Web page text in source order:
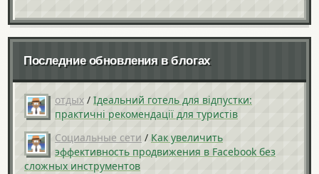
Последние обновления в блогах
отдых / Ідеальний готель для відпустки:
практичні рекомендації для туристів
Социальные сети / Как увеличить
эффективность продвижения в Facebook без
сложных инструментов